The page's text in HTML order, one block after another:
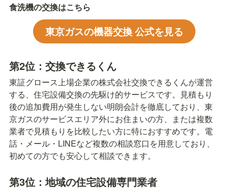
食洗機の交換はこちら
東京ガスの機器交換 公式を見る
第2位：交換できるくん
東証グロース上場企業の株式会社交換できるくんが運営
する、住宅設備交換の先駆け的サービスです。見積もり
後の追加費用が発生しない明朗会計を徹底しており、東
京ガスのサービスエリア外にお住まいの方、または複数
業者で見積もりを比較したい方に特におすすめです。電
話・メール・LINEなど複数の相談窓口を用意しており、
初めての方でも安心して相談できます。
第3位：地域の住宅設備専門業者